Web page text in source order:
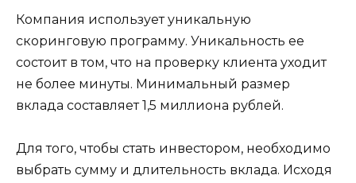
Компания использует уникальную
скоринговую программу. Уникальность ее
состоит в том, что на проверку клиента уходит
не более минуты. Минимальный размер
вклада составляет 1,5 миллиона рублей.
Для того, чтобы стать инвестором, необходимо
выбрать сумму и длительность вклада. Исходя